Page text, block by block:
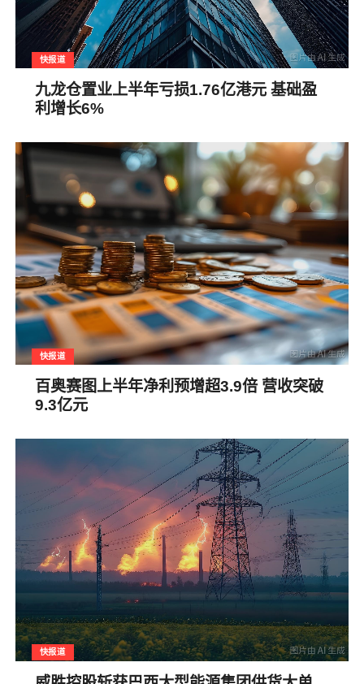
快报道
九龙仓置业上半年亏损1.76亿港元 基础盈
利增长6%
快报道
百奥赛图上半年净利预增超3.9倍 营收突破
9.3亿元
快报道